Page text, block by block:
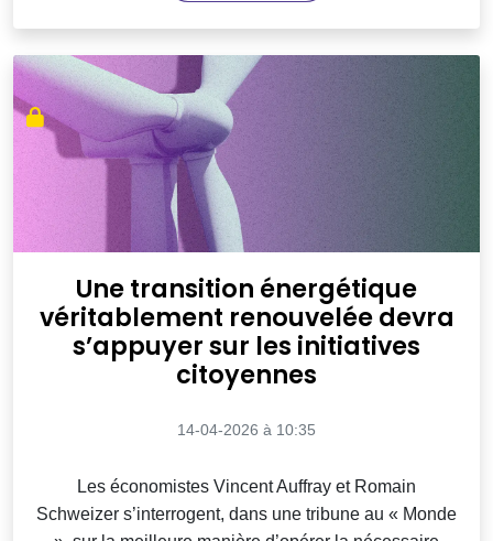
Une transition énergétique
véritablement renouvelée devra
s’appuyer sur les initiatives
citoyennes
14-04-2026 à 10:35
Les économistes Vincent Auffray et Romain
Schweizer s’interrogent, dans une tribune au « Monde